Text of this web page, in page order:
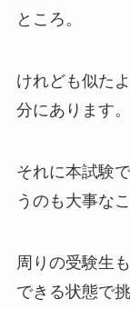
ところ。
けれども似た
分にあります。
それに本試験
うのも大事なこ
周りの受験生
できる状態で